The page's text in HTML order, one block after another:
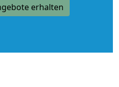
erhalten